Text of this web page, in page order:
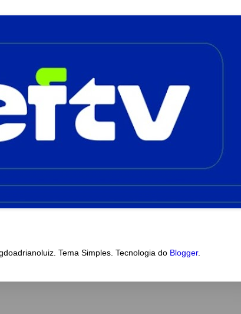
Tema Simples. Tecnologia do Blogger.